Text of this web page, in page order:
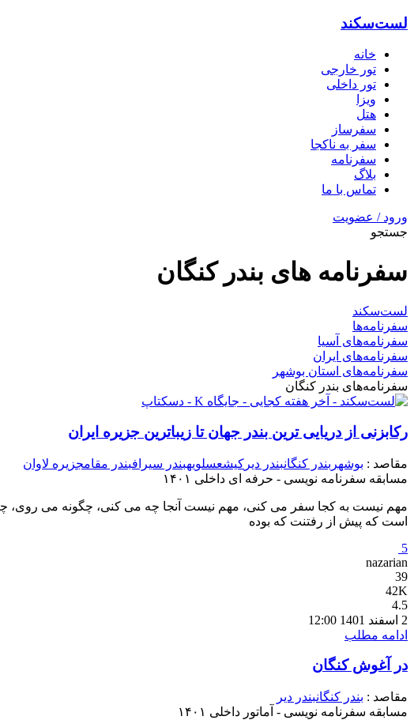
لست‌سکند
خانه
تور خارجی
تور داخلی
ویزا
هتل‌
سفرساز
سفر به ناکجا
سفرنامه
بلاگ
تماس با ما
ورود / عضویت
جستجو
سفرنامه های بندر کنگان
لست‌سکند
سفرنامه‌ها
سفرنامه‌های آسیا
سفرنامه‌های ایران
سفرنامه‌های استان بوشهر
سفرنامه‌های بندر کنگان
رکابزنی از دریایی ترین بندر جهان تا زیباترین جزیره ایران
مقاصد : بوشهر بندر کنگانبندر دیر کیشعسلویهبندر سیرافبندر مقامجزیره لاوان
مسابقه سفرنامه نویسی - حرفه ای داخلی ۱۴۰۱
مهم نیست به کجا سفر می کنی، مهم نیست آنجا چه می کنی، چگونه می
است که پیش از رفتنت که بوده
5
nazarian
39
42K
4.5
2 اسفند 1401 12:00
ادامه مطلب
در آغوش کنگان
مقاصد : بندر کنگانبندر دیر
مسابقه سفرنامه نویسی - آماتور داخلی ۱۴۰۱